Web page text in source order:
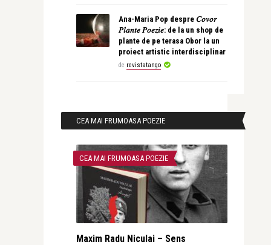
Ana-Maria Pop despre 𝐶𝑜𝑣𝑜𝑟
𝑃𝑙𝑎𝑛𝑡𝑒 𝑃𝑜𝑒𝑧𝑖𝑒: de la un shop de
plante de pe terasa Obor la un
proiect artistic interdisciplinar
de revistatango
CEA MAI FRUMOASA POEZIE
CEA MAI FRUMOASA POEZIE
Maxim Radu Niculai – Sens